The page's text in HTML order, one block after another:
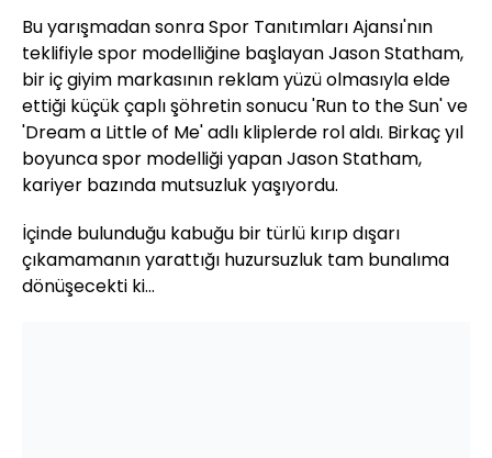
Bu yarışmadan sonra Spor Tanıtımları Ajansı'nın
teklifiyle spor modelliğine başlayan Jason Statham,
bir iç giyim markasının reklam yüzü olmasıyla elde
ettiği küçük çaplı şöhretin sonucu'Run to theSun' ve
'Dreama Littleof Me'adlı kliplerde rol aldı. Birkaç yıl
boyunca spor modelliği yapanJasonStatham,
kariyer bazında mutsuzluk yaşıyordu.
İçinde bulunduğu kabuğu bir türlü kırıp dışarı
çıkamamanın yarattığı huzursuzluk tam bunalıma
dönüşecekti ki...